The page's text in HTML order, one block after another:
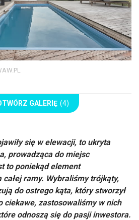
GALERIĘ (4)
się w elewacji, to ukryta
prowadząca do miejsc
to poniekąd element
całej ramy. Wybraliśmy trójkąty,
do ostrego kąta, który stworzył
ciekawe, zastosowaliśmy w nich
odnoszą się do pasji inwestora.